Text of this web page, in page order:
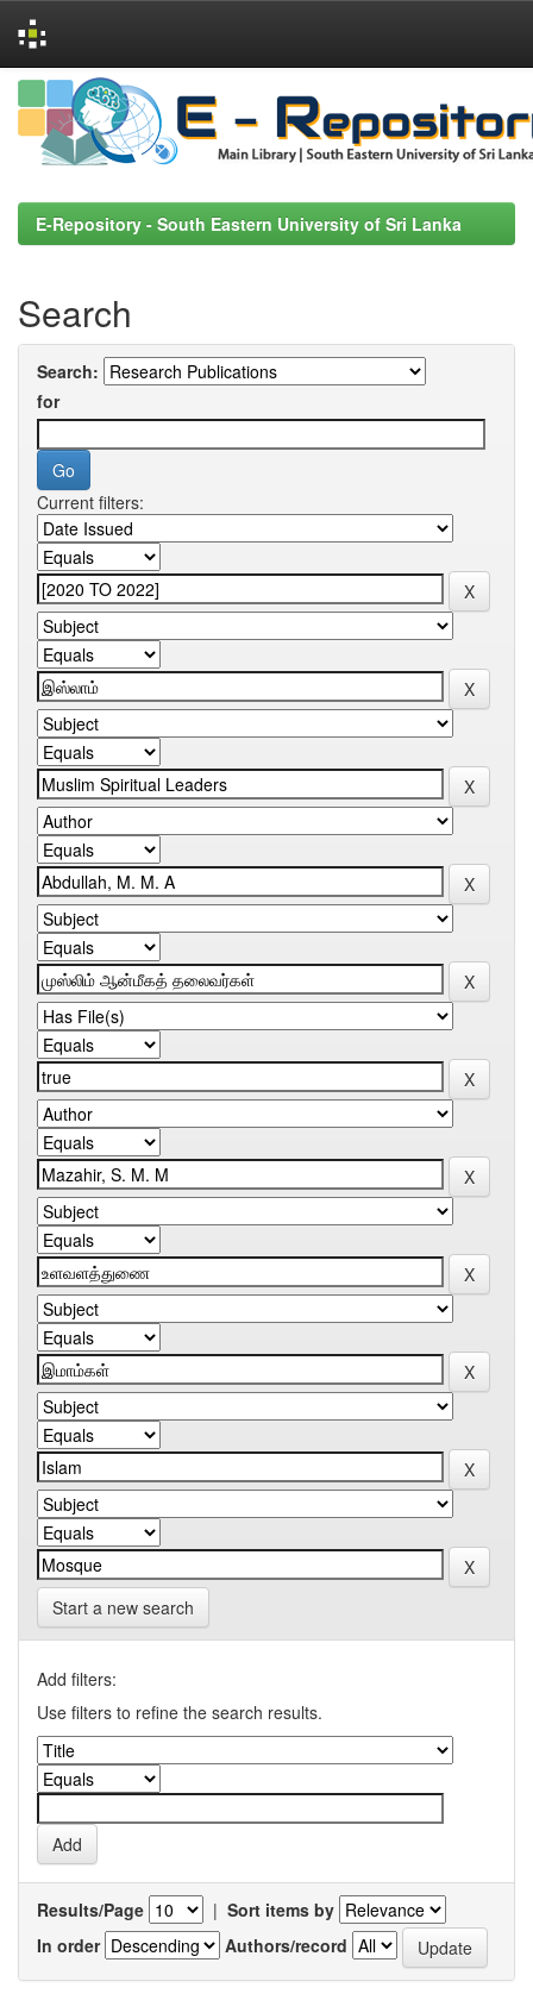
Skip
navigation
E-Repository - South Eastern University of Sri Lanka
Search
Search:
for
Current filters:
Start a new search
Add filters:
Use filters to refine the search results.
Results/Page | Sort items by
In order
Authors/record